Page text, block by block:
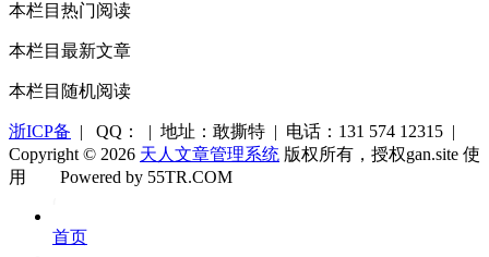
本栏目热门阅读
本栏目最新文章
本栏目随机阅读
浙ICP备 | QQ： | 地址：敢撕特 | 电话：131 574 12315 |
Copyright © 2026 天人文章管理系统 版权所有，授权gan.site 使
用
库
Powered by 55TR.COM
首页